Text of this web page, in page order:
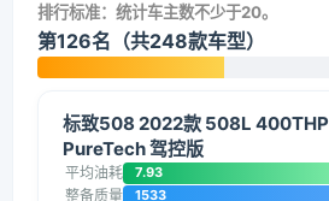
排行标准：统计车主数不少于20。
第126名（共248款车型）
标致508 2022款 508L 400THP
PureTech 驾控版
平均油耗 7.93
整备质量 1533